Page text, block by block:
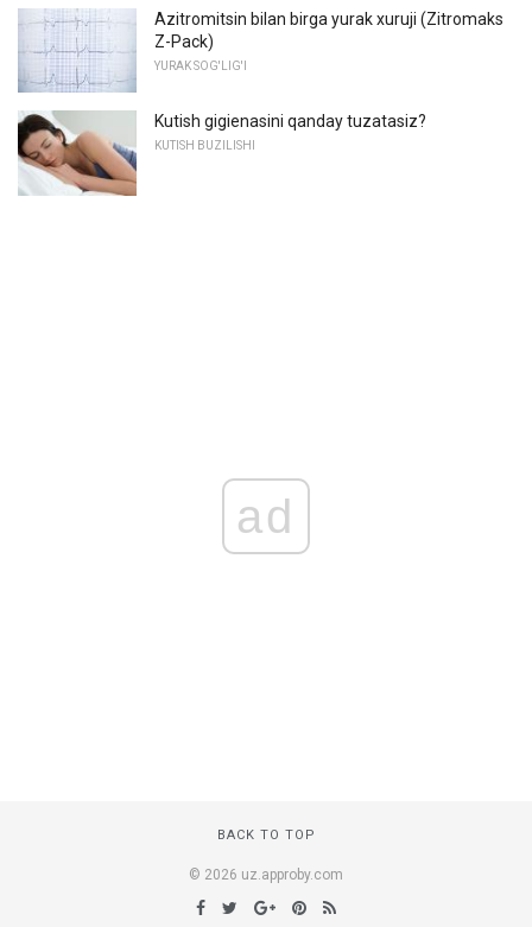
Azitromitsin bilan birga yurak xuruji (Zitromaks
Z-Pack)
YURAK SOG'LIG'I
Kutish gigienasini qanday tuzatasiz?
KUTISH BUZILISHI
ad
BACK TO TOP
© 2026 uz.approby.com